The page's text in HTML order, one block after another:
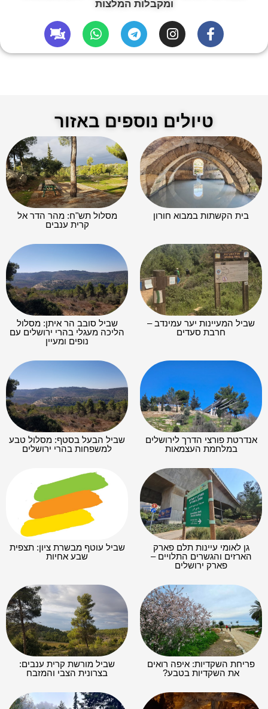
ומקבלות המלצות
טיולים נוספים באזור
בית הקשתות במבוא חורון
מסלול תש"ח: מהר הדר אל
קרית ענבים
שביל המעיינות יער עמינדב –
חרבת סעדים
שביל סובב הר איתן: מסלול
הליכה מעגלי בהרי ירושלים עם
נופים ומעיין
אנדרטת פורצי הדרך לירושלים
במלחמת העצמאות
שביל הבעל בסטף: מסלול טבע
למשפחות בהרי ירושלים
גן לאומי עיינות תלם פארק
הארזים והגשרים התלויים –
פארק ירושלים
שביל עוטף מבשרת ציון: תצפית
שבע אחיות
פריחת השקדיות: איפה רואים
את השקדיות בטבע?
שביל מורשת קרית ענבים:
בצרונית הצבי והמזבח